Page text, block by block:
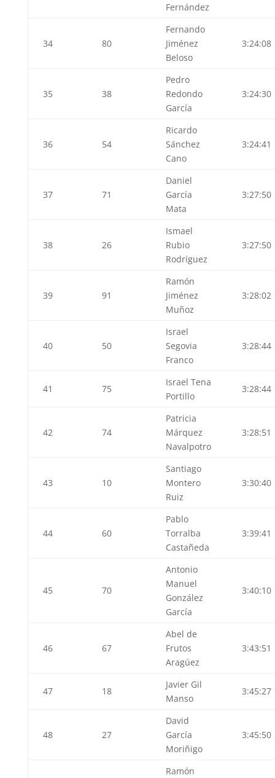
Fernández
34 80
Fernando
Jiménez
Beloso
3:24:08
35 38
Pedro
Redondo
García
3:24:30
36 54
Ricardo
Sánchez
Cano
3:24:41
37 71
Daniel
García
Mata
3:27:50
38 26
Ismael
Rubio
Rodríguez
3:27:50
39 91
Ramón
Jiménez
Muñoz
3:28:02
40 50
Israel
Segovia
Franco
3:28:44
41 75
Israel Tena
Portillo
3:28:44
42 74
Patricia
Márquez
Navalpotro
3:28:51
43 10
Santiago
Montero
Ruiz
3:30:40
44 60
Pablo
Torralba
Castañeda
3:39:41
45 70
Antonio
Manuel
González
García
3:40:10
46 67
Abel de
Frutos
Aragúez
3:43:51
47 18
Javier Gil
Manso
3:45:27
48 27
David
García
Moriñigo
3:45:50
Ramón